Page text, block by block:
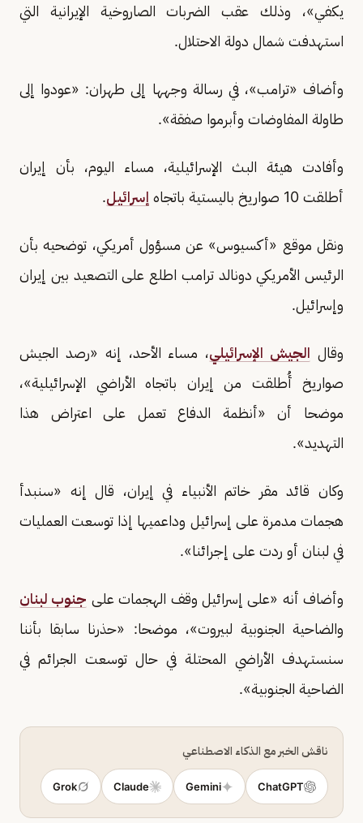
يكفي»، وذلك عقب الضربات الصاروخية الإيرانية التي
استهدفت شمال دولة الاحتلال.
وأضاف «ترامب»، في رسالة وجهها إلى طهران: «عودوا إلى
طاولة المفاوضات وأبرموا صفقة».
وأفادت هيئة البث الإسرائيلية، مساء اليوم، بأن إيران
أطلقت 10 صواريخ باليستية باتجاه
إسرائيل.
ونقل موقع «أكسيوس» عن مسؤول أمريكي، توضحيه بأن
الرئيس الأمريكي دونالد ترامب اطلع على التصعيد بين إيران
وإسرائيل.
وقال الجيش الإسرائيلي، مساء الأحد، إنه «رصد الجيش
صواريخ أُطلقت من إيران باتجاه الأراضي الإسرائيلية»،
موضحا أن «أنظمة الدفاع تعمل على اعتراض هذا
التهديد».
وكان قائد مقر خاتم الأنبياء في إيران، قال إنه «سنبدأ
هجمات مدمرة على إسرائيل وداعميها إذا توسعت العمليات
في لبنان أو ردت على إجرائنا».
وأضاف أنه «على إسرائيل وقف الهجمات على جنوب لبنان
والضاحية الجنوبية لبيروت»، موضحا: «حذرنا سابقا بأننا
سنستهدف الأراضي المحتلة في حال توسعت الجرائم في
الضاحية الجنوبية».
ناقش الخبر مع الذكاء الاصطناعي
ChatGPT
Gemini
Claude
Grok